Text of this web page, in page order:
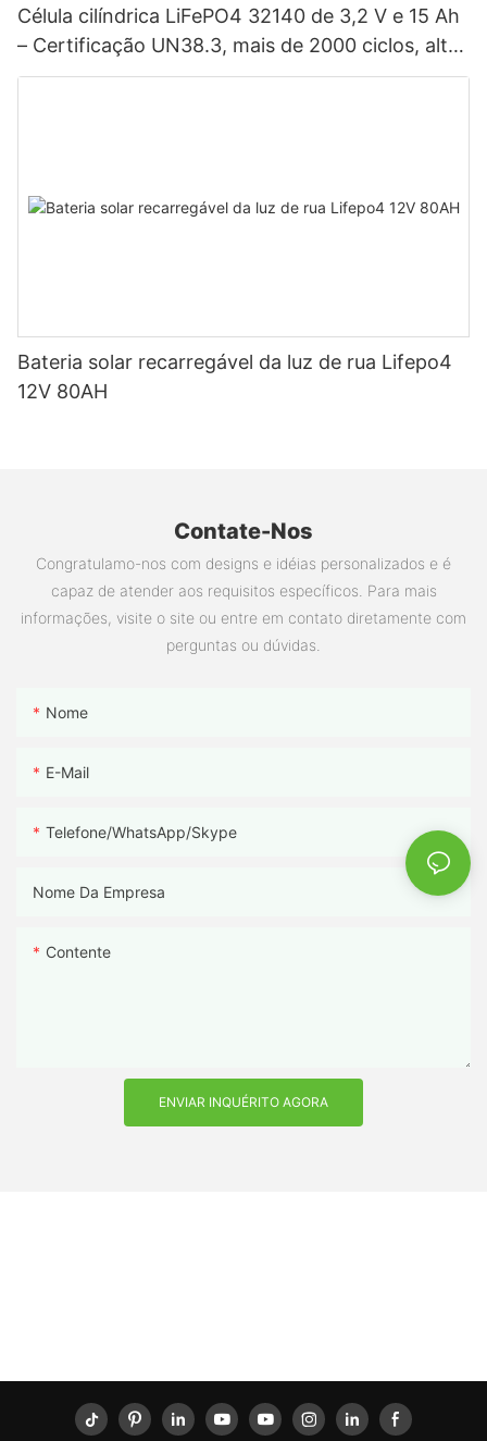
Célula cilíndrica LiFePO4 32140 de 3,2 V e 15 Ah
– Certificação UN38.3, mais de 2000 ciclos, alta
potência para veículos elétricos, sistemas
Bateria solar recarregável da luz de rua Lifepo4
12V 80AH
Contate-Nos
Congratulamo-nos com designs e idéias personalizados e é
capaz de atender aos requisitos específicos. Para mais
informações, visite o site ou entre em contato diretamente com
perguntas ou dúvidas.
Nome
E-Mail
Telefone/WhatsApp/Skype
Nome Da Empresa
Contente
ENVIAR INQUÉRITO AGORA